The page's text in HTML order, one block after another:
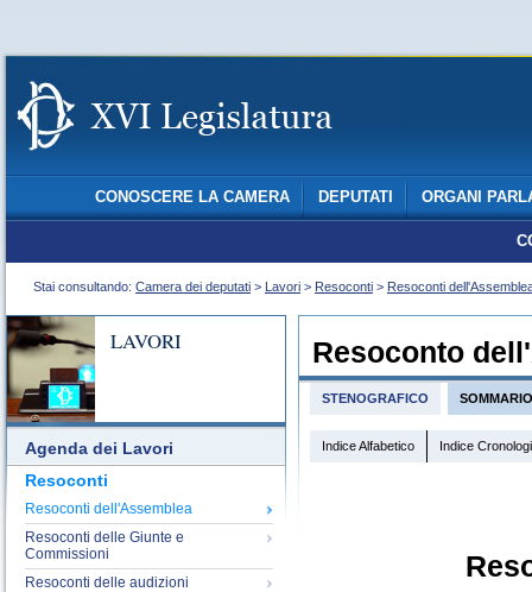
CONOSCERE LA CAMERA DEPUTATI ORGANI
Stai consultando: Camera dei deputati > Lavori > Resoconti > Resoconti
LAVORI
Agenda dei Lavori
Resoconti
Resoconti dell'Assemblea
Resoconti delle Giunte e
Commissioni
Resoconti delle audizioni
Resoconto
STENOGRAFICO SOMMARIO
Indice Alfabetico Indice